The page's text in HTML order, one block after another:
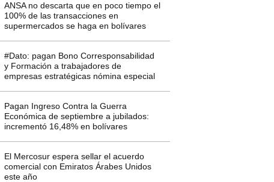
ANSA no descarta que en poco tiempo el
100% de las transacciones en
supermercados se haga en bolívares
#Dato: pagan Bono Corresponsabilidad
y Formación a trabajadores de
empresas estratégicas nómina especial
Pagan Ingreso Contra la Guerra
Económica de septiembre a jubilados:
incrementó 16,48% en bolívares
El Mercosur espera sellar el acuerdo
comercial con Emiratos Árabes Unidos
este año